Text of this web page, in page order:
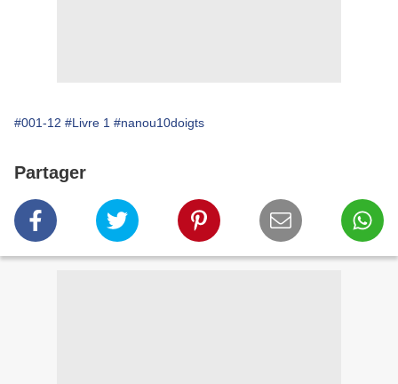
#001-12 #Livre 1 #nanou10doigts
Partager